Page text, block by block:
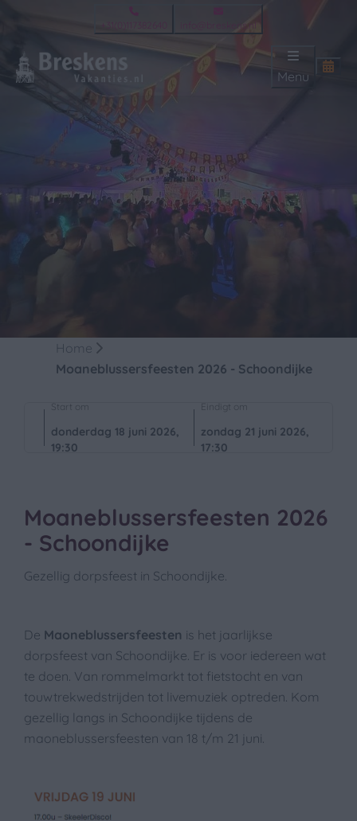
Menu
Home
Moaneblussersfeesten 2026 - Schoondijke
Start om
donderdag 18 juni 2026,
19:30
Eindigt om
zondag 21 juni 2026,
17:30
Moaneblussersfeesten 2026
- Schoondijke
Gezellig dorpsfeest in Schoondijke.
De Maoneblussersfeesten is het jaarlijkse
dorpsfeest van Schoondijke. Er is voor iedereen wat
te doen. Van rommelmarkt tot fietstocht en van
touwtrekwedstrijden tot livemuziek optreden. Kom
gezellig langs in Schoondijke tijdens de
maoneblussersfeesten van 18 t/m 21 juni.